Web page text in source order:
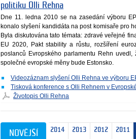
politiku Olli Rehna
Dne 11. ledna 2010 se na zasedání výboru
konalo slyšení kandidáta na post komisaře pro
Byla diskutována tato témata: zdravé veřejné
EU 2020, Pakt stability a růstu, rozšíření
poslanců Evropského parlamentu Rehn
společné evropské měny bude Estonsko.
Videozáznam slyšení Olli Rehna ve výboru
Tisková konference s Olli Rehnem v
Životopis Olli Rehna
2016 2015 2014 2013 2012 2011
NOVĚJŠÍ